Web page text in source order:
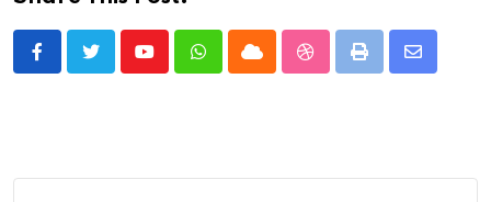
YoutubeWhatsappCloud StumbleUpon
Print
Share